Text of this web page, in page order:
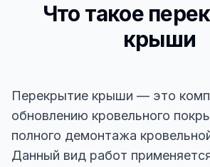
Что такое
крыши
Перекрытие крыши — это
обновлению кровельного
полного демонтажа
Данный вид работ